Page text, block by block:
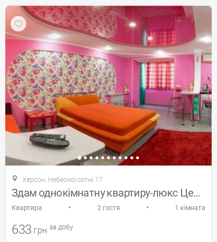
Херсон, Небесної сотні 17
Здам однокімнатну квартиру-люкс Центрі
Квартира • 2 гостя • 1 кімната
633 грн за добу